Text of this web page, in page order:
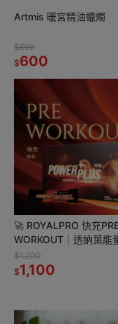
Artmis 暖宮精油蠟燭
$660
$600
🚀 ROYALPRO 快充
WORKOUT｜透納葉能
發，精神整天超有感！
$1,200
$1,100